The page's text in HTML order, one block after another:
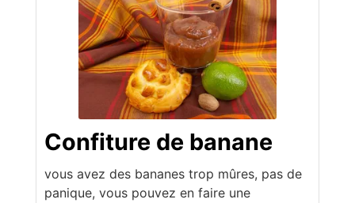
Confiture de banane
vous avez des bananes trop mûres, pas de
panique, vous pouvez en faire une